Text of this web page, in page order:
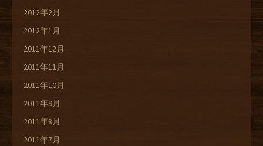
2012年2月
2012年1月
2011年12月
2011年11月
2011年10月
2011年9月
2011年8月
2011年7月